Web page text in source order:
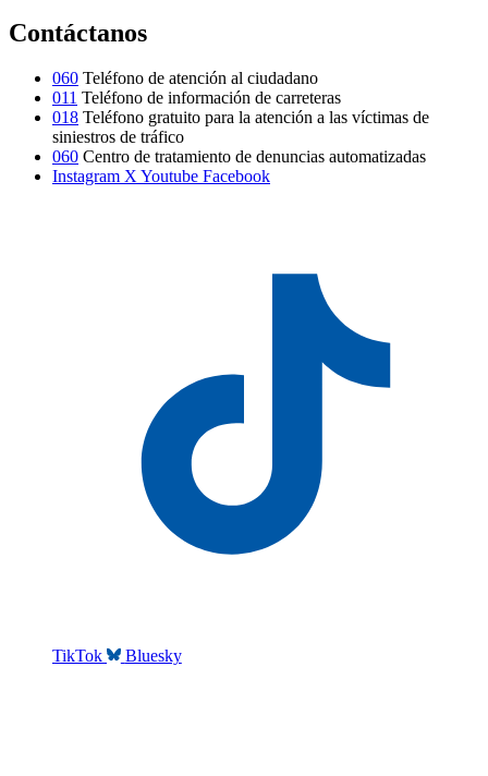
Contáctanos
060 Teléfono de atención al ciudadano
011 Teléfono de información de carreteras
018 Teléfono gratuito para la atención a las víctimas de
siniestros de tráfico
060 Centro de tratamiento de denuncias automatizadas
Instagram XYoutube Facebook
TikTok Bluesky